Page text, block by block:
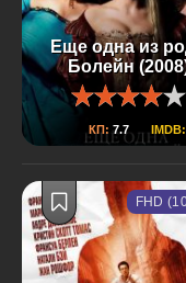
Еще одна из
Болейн
КП: 7.7 IMDB:
FHD